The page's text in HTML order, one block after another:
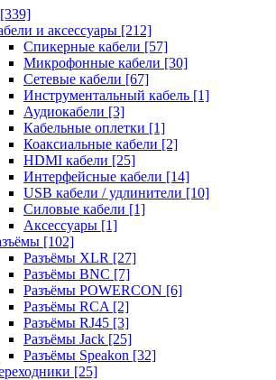
[339]
и аксессуары [212]
Спикерные кабели [57]
Микрофонные кабели [30]
Сетевые кабели [67]
Инструментальный кабель [1]
Аудиокабели [3]
Кабельные оплетки [1]
Коаксиальные кабели [2]
HDMI кабели [25]
Интерфейсные кабели [14]
USB кабели / удлинители [10]
Силовые кабели [1]
Аксессуары [1]
[102]
Разъёмы XLR [27]
Разъёмы BNC [7]
Разъёмы POWERCON [6]
Разъёмы RCA [2]
Разъёмы RJ45 [3]
Разъёмы Jack [25]
Разъёмы Speakon [32]
[25]